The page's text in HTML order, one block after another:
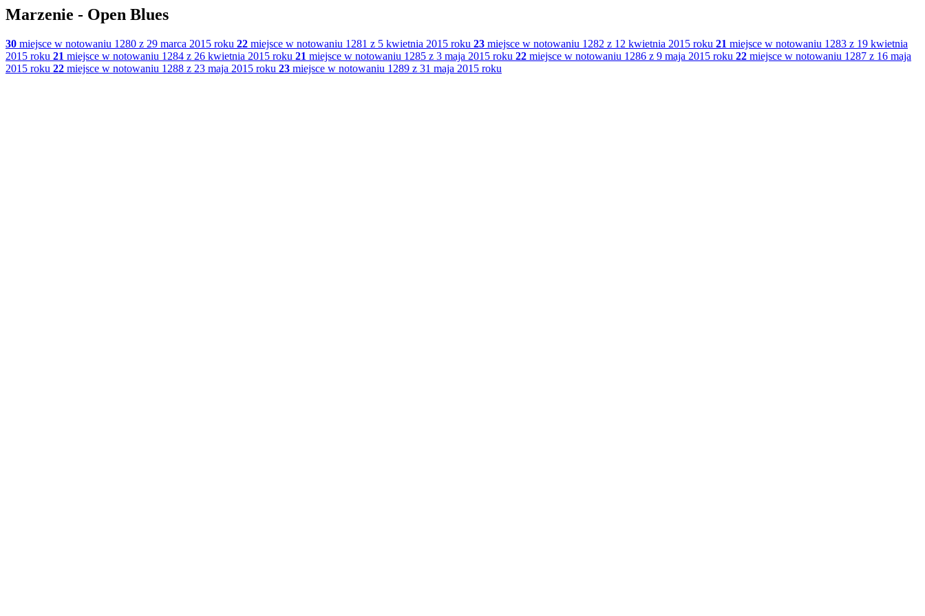
Marzenie - Open Blues
30 miejsce w notowaniu 1280 z 29 marca 2015 roku 22 miejsce w notowaniu 1281 z 5 kwietnia 2015 roku 23 miejsce w notowaniu 1282 z 12 kwietnia 2015 roku 21 miejsce w notowaniu 1283 z 19 kwietnia
2015 roku 21 miejsce w notowaniu 1284 z 26 kwietnia 2015 roku 21 miejsce w notowaniu 1285 z 3 maja 2015 roku 22 miejsce w notowaniu 1286 z 9 maja 2015 roku 22 miejsce w notowaniu 1287 z 16 maja
2015 roku 22 miejsce w notowaniu 1288 z 23 maja 2015 roku 23 miejsce w notowaniu 1289 z 31 maja 2015 roku